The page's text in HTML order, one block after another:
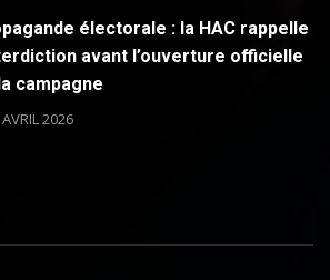
électorale : la HAC rappelle
avant l’ouverture officielle
campagne
2026